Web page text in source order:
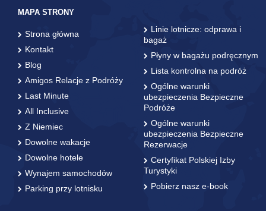
MAPA STRONY
Strona główna
Kontakt
Blog
Amigos Relacje z Podróży
Last Minute
All Inclusive
Z Niemiec
Dowolne wakacje
Dowolne hotele
Wynajem samochodów
Parking przy lotnisku
Linie lotnicze: odprawa i
bagaż
Płyny w bagażu podręcznym
Lista kontrolna na podróż
Ogólne warunki
ubezpieczenia Bezpieczne
Podróże
Ogólne warunki
ubezpieczenia Bezpieczne
Rezerwacje
Certyfikat Polskiej Izby
Turystyki
Pobierz nasz e-book